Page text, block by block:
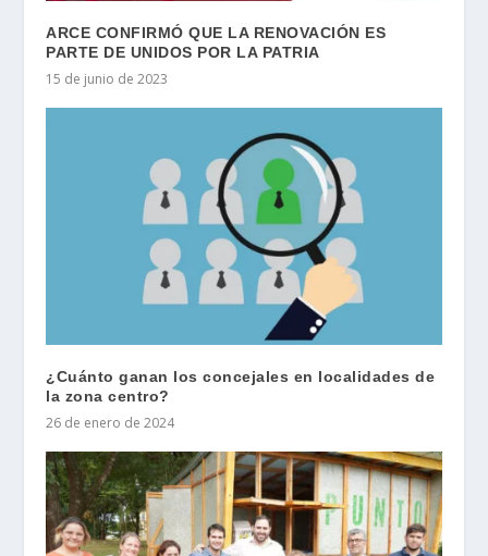
ARCE CONFIRMÓ QUE LA RENOVACIÓN ES
PARTE DE UNIDOS POR LA PATRIA
15 de junio de 2023
¿Cuánto ganan los concejales en localidades de
la zona centro?
26 de enero de 2024